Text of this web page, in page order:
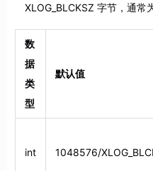
XLOG_BLCKSZ 字节，通常
数
据
类
型
默认值
int 1048576/